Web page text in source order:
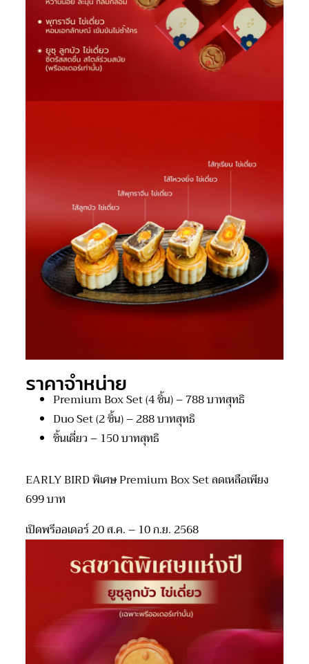
ราคาจำหน่าย
Premium Box Set (4 ชิ้น) – 788 บาทสุทธิ
Duo Set (2 ชิ้น) – 288 บาทสุทธิ
ชิ้นเดี่ยว – 150 บาทสุทธิ
EARLY BIRD พิเศษ Premium Box Set ลดเหลือเพียง
699 บาท
เปิดพรีออเดอร์ 20 ส.ค. – 10 ก.ย. 2568